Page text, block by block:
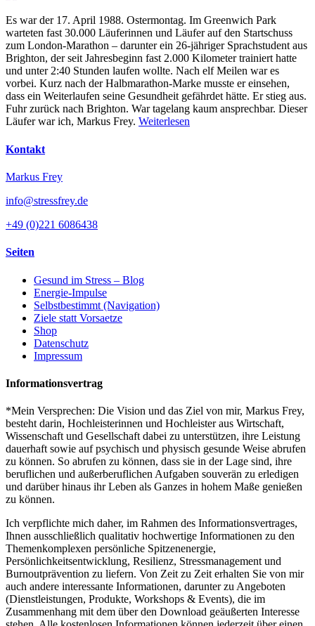
Es war der 17. April 1988. Ostermontag. Im Greenwich Park
warteten fast 30.000 Läuferinnen und Läufer auf den Startschuss
zum London-Marathon – darunter ein 26-jähriger Sprachstudent aus
Brighton, der seit Jahresbeginn fast 2.000 Kilometer trainiert hatte
und unter 2:40 Stunden laufen wollte. Nach elf Meilen war es
vorbei. Kurz nach der Halbmarathon-Marke musste er einsehen,
dass ein Weiterlaufen seine Gesundheit gefährdet hätte. Er stieg aus.
Fuhr zurück nach Brighton. War tagelang kaum ansprechbar. Dieser
Läufer war ich, Markus Frey. Weiterlesen
Kontakt
Markus Frey
info@stressfrey.de
+49 (0)221 6086438
Seiten
Gesund im Stress – Blog
Energie-Impulse
Selbstbestimmt (Navigation)
Ziele statt Vorsaetze
Shop
Datenschutz
Impressum
Informationsvertrag
*Mein Versprechen: Die Vision und das Ziel von mir, Markus Frey,
besteht darin, Hochleisterinnen und Hochleister aus Wirtschaft,
Wissenschaft und Gesellschaft dabei zu unterstützen, ihre Leistung
dauerhaft sowie auf psychisch und physisch gesunde Weise abrufen
zu können. So abrufen zu können, dass sie in der Lage sind, ihre
beruflichen und außerberuflichen Aufgaben souverän zu erledigen
und darüber hinaus ihr Leben als Ganzes in hohem Maße genießen
zu können.
Ich verpflichte mich daher, im Rahmen des Informationsvertrages,
Ihnen ausschließlich qualitativ hochwertige Informationen zu den
Themenkomplexen persönliche Spitzenenergie,
Persönlichkeitsentwicklung, Resilienz, Stressmanagement und
Burnoutprävention zu liefern. Von Zeit zu Zeit erhalten Sie von mir
auch andere interessante Informationen, darunter zu Angeboten
(Dienstleistungen, Produkte, Workshops & Events), die im
Zusammenhang mit dem über den Download geäußerten Interesse